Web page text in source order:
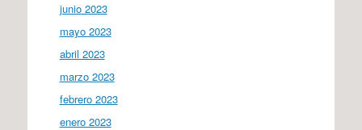
junio 2023
mayo 2023
abril 2023
marzo 2023
febrero 2023
enero 2023